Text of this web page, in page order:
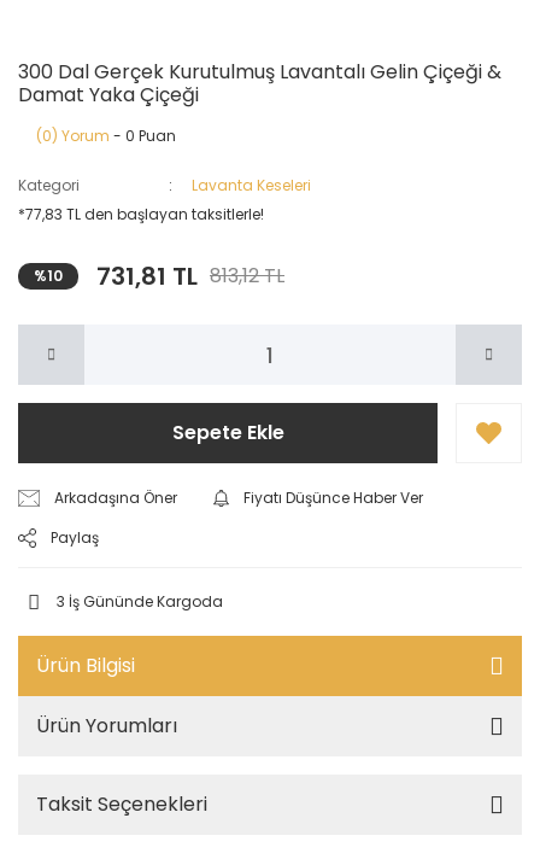
300 Dal Gerçek Kurutulmuş Lavantalı Gelin Çiçeği &
Damat Yaka Çiçeği
(0) Yorum - 0 Puan
Kategori
Lavanta Keseleri
*77,83 TL den başlayan taksitlerle!
%10 731,81 TL 813,12 TL
Sepete Ekle
Arkadaşına Öner
Fiyatı Düşünce Haber Ver
Paylaş
3 İş Gününde Kargoda
Ürün Bilgisi
Ürün Yorumları
Taksit Seçenekleri